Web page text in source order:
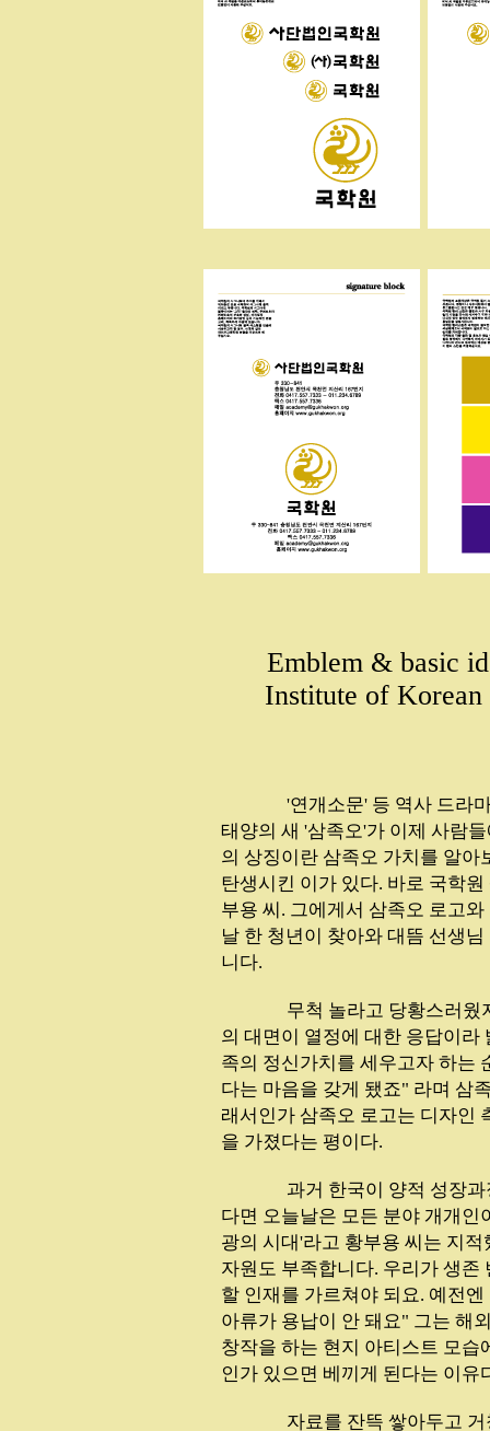
Emblem & basic
Institute of
'연개소문' 등 역사 드라
태양의 새 '삼족오'가 이제 사람
의 상징이란 삼족오 가치를 알
탄생시킨 이가 있다. 바로 국학
부용 씨. 그에게서 삼족오 로고
날 한 청년이 찾아와 대뜸 선생
니다.
무척 놀라고 당황스러웠
의 대면이 열정에 대한 응답이
족의 정신가치를 세우고자 하는
다는 마음을 갖게 됐죠" 라며 삼
래서인가 삼족오 로고는 디자인
을 가졌다는 평이다.
과거 한국이 양적 성장
다면 오늘날은 모든 분야 개개
광의 시대'라고 황부용 씨는 지
자원도 부족합니다. 우리가 생
할 인재를 가르쳐야 되요. 예전
아류가 용납이 안 돼요" 그는 해
창작을 하는 현지 아티스트 모습
인가 있으면 베끼게 된다는 이유
자료를 잔뜩 쌓아두고